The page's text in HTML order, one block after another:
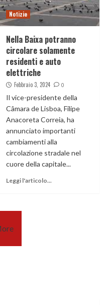
Notizie
Nella Baixa potranno
circolare solamente
residenti e auto
elettriche
Febbraio 3, 2024 0
Il vice-presidente della
Câmara de Lisboa, Filipe
Anacoreta Correia, ha
annunciato importanti
cambiamenti alla
circolazione stradale nel
cuore della capitale...
Leggi l'articolo...